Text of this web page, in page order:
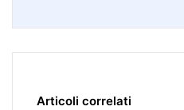
Articoli correlati